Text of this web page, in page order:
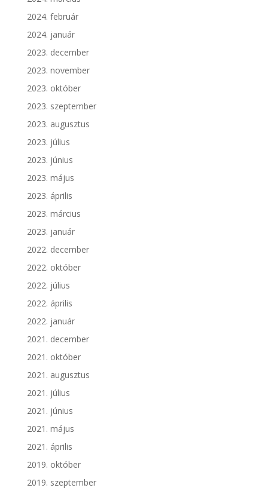
2024. február
2024. január
2023. december
2023. november
2023. október
2023. szeptember
2023. augusztus
2023. július
2023. június
2023. május
2023. április
2023. március
2023. január
2022. december
2022. október
2022. július
2022. április
2022. január
2021. december
2021. október
2021. augusztus
2021. július
2021. június
2021. május
2021. április
2019. október
2019. szeptember